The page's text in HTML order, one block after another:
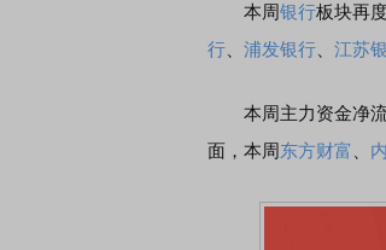
本周银行板块再
行
浦发银行 江苏
本周主力资金净流
面，本周东方财富